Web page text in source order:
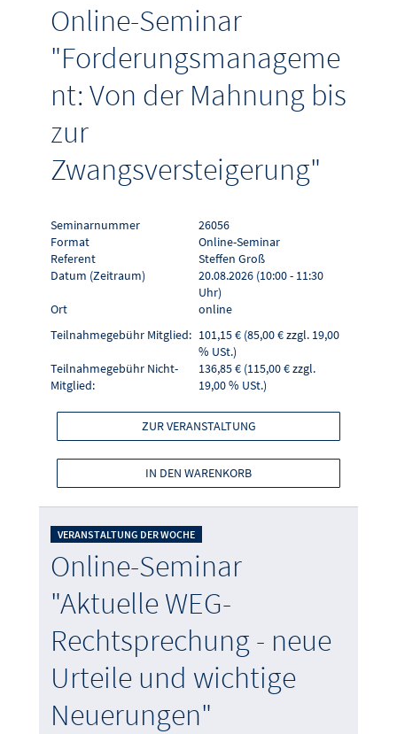
Online-Seminar
"Forderungsmanageme
nt: Von der Mahnung bis
zur
Zwangsversteigerung"
Seminarnummer
26056
Format
Online-Seminar
Referent
Steffen Groß
Datum (Zeitraum)
20.08.2026 (10:00 - 11:30
Uhr)
Ort
online
Teilnahmegebühr Mitglied: 101,15 € (85,00 € zzgl. 19,00
% USt.)
Teilnahmegebühr Nicht-
Mitglied:
136,85 € (115,00 € zzgl.
19,00 % USt.)
ZUR VERANSTALTUNG
IN DEN WARENKORB
VERANSTALTUNG DER WOCHE
Online-Seminar
"Aktuelle WEG-
Rechtsprechung - neue
Urteile und wichtige
Neuerungen"